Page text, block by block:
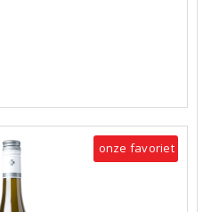
onze favoriet